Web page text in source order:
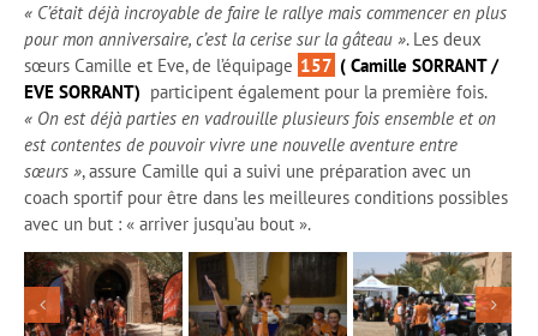
« C’était déjà incroyable de faire le rallye mais commencer en plus
pour mon anniversaire, c’est la cerise sur la gâteau ». Les deux
sœurs Camille et Eve, de l’équipage 157 ( Camille SORRANT /
EVE SORRANT) participent également pour la première fois.
« On est déjà parties en vadrouille plusieurs fois ensemble et on
est contentes de pouvoir vivre une nouvelle aventure entre
sœurs », assure Camille qui a suivi une préparation avec un
coach sportif pour être dans les meilleures conditions possibles
avec un but : « arriver jusqu’au bout ».